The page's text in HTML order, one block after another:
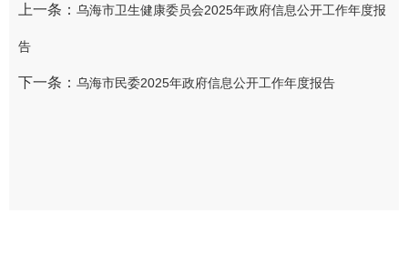
上一条： 乌海市卫生健康委员会2025年政府信息公开工作年度报
告
下一条： 乌海市民委2025年政府信息公开工作年度报告